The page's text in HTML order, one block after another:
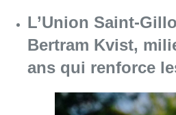
L’Union Saint-
Bertram Kvist,
ans qui renforce